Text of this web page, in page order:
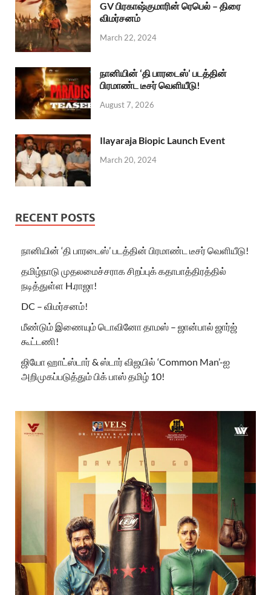
GV பிரகாஷ்குமாரின் ரெபெல் – திரை
விமர்சனம்
March 22, 2024
நானியின் ‘தி பாரடைஸ்’ படத்தின்
பிரமாண்ட டீசர் வெளியீடு!
August 7, 2026
Ilayaraja Biopic Launch Event
March 20, 2024
RECENT POSTS
நானியின் ‘தி பாரடைஸ்’ படத்தின் பிரமாண்ட டீசர் வெளியீடு!
தமிழ்நாடு முதலமைச்சராக சிறப்புக் கதாபாத்திரத்தில்
நடித்துள்ள H.ராஜா!
DC – விமர்சனம்!
மீண்டும் இணையும் டொவினோ தாமஸ் – ஜான்பால் ஜார்ஜ்
கூட்டணி!
ஜியோ ஹாட்ஸ்டார் & ஸ்டார் விஜயில் ‘Common Man’-ஐ
அறிமுகப்படுத்தும் பிக் பாஸ் தமிழ் 10!